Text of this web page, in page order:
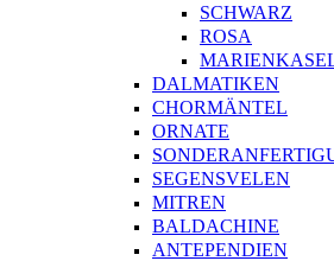
SCHWARZ
ROSA
DALMATIKEN
CHORMÄNTEL
ORNATE
SEGENSVELEN
MITREN
BALDACHINE
ANTEPENDIEN